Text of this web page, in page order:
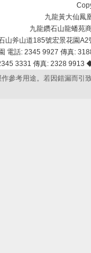
九龍黃大仙鳳
九龍鑽石山龍蟠苑
山斧山道185號宏景花園
電話: 2345 9927 傳真:
3331 傳真: 2328
參考用途。若因錯漏而引